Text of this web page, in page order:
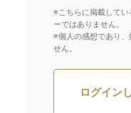
※こちらに掲載してい
ーではありません。
※個人の感想であり、
せん。
ログイン